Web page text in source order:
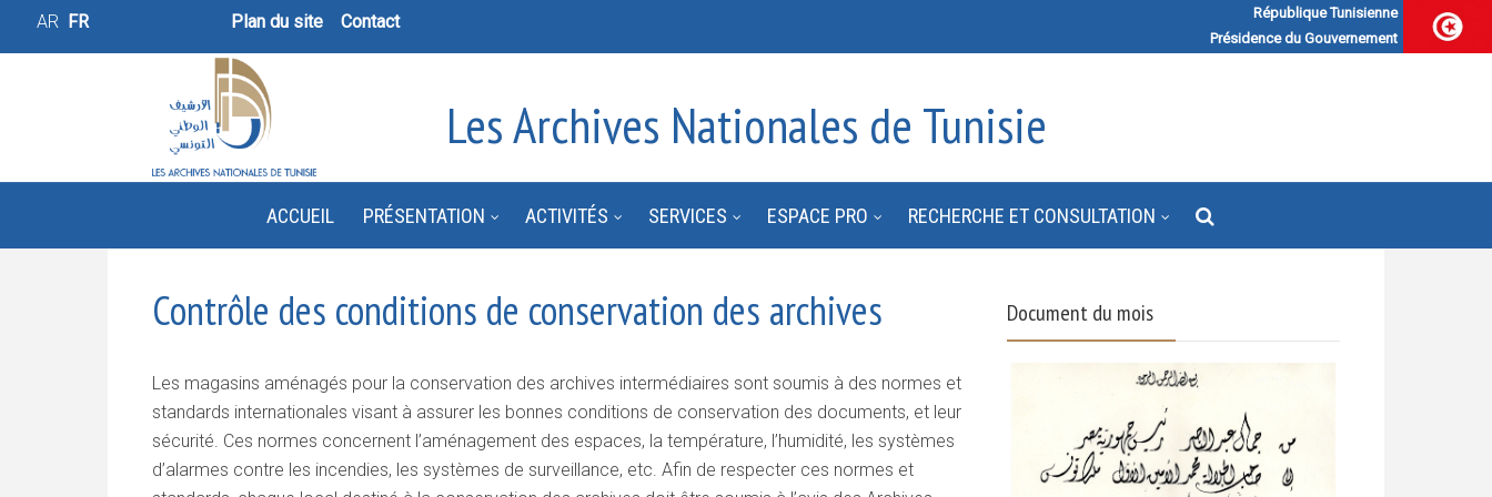
République Tunisienne
Présidence du Gouvernement
AR FR Plan du site Contact
Les Archives Nationales de Tunisie
ACCUEIL PRÉSENTATION ACTIVITÉS SERVICES ESPACE PRO RECHERCHE ET CONSULTATION
Contrôle des conditions de conservation des archives
Les magasins aménagés pour la conservation des archives intermédiaires sont soumis à des normes et
standards internationales visant à assurer les bonnes conditions de conservation des documents, et leur
sécurité. Ces normes concernent l’aménagement des espaces, la température, l’humidité, les systèmes
d’alarmes contre les incendies, les systèmes de surveillance, etc. Afin de respecter ces normes et
Document du mois